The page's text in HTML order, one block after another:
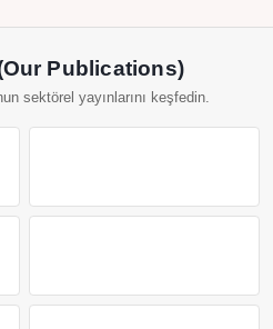
(Our Publications)
sektörel yayınlarını keşfedin.